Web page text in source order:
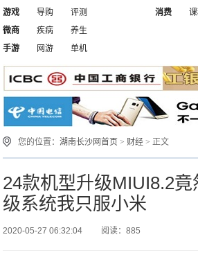
游戏
导购 评测
消费
微商
疾病
养生
手游
网游 单机
您的位置：湖南长沙网首页 > 财经 > 正文
24款机型升级MIUI8.2
级系统我只服小米
2020-05-27 06:32:04 阅读：885